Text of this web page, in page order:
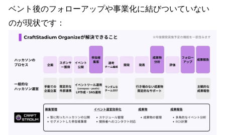
ベント後のフォローアップや事業化に結びついていない
のが現状です：